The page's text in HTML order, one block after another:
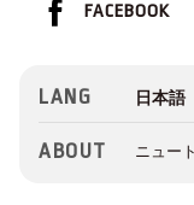
FACEBOOK
LANG
ABOUT ニュー